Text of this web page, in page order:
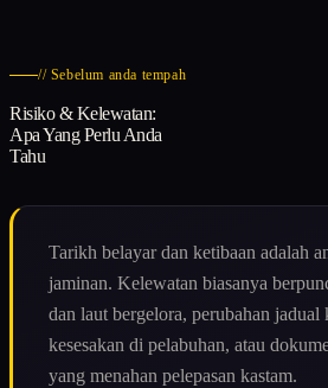
// Sebelum anda tempah
Risiko & Kelewatan:
Apa Yang Perlu Anda
Tahu
Tarikh belayar dan ketibaan adalah
jaminan. Kelewatan biasanya
dan laut bergelora, perubahan jadual
kesesakan di pelabuhan, atau
yang menahan pelepasan kastam.